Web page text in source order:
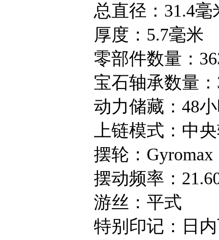
总直径：31.4毫
厚度：5.7毫米
零部件数量：
宝石轴承数量：
动力储藏：48小
上链模式：中央
摆轮：Gyromax
摆动频率：
游丝：平式
特别印记：日内